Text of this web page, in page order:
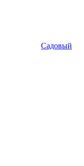
Садовый